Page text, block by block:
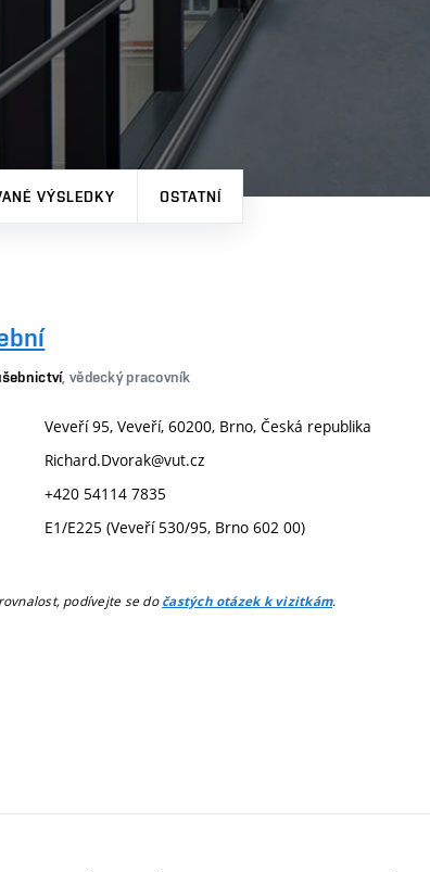
VÝSLEDKY OSTATNÍ
, vědecký pracovník
Veveří 95, Veveří, 60200, Brno, Česká republika
Richard.Dvorak@vut.cz
+420 54114 7835
E1/E225 (Veveří 530/95, Brno 602 00)
podívejte se dočastých otázek k vizitkám.